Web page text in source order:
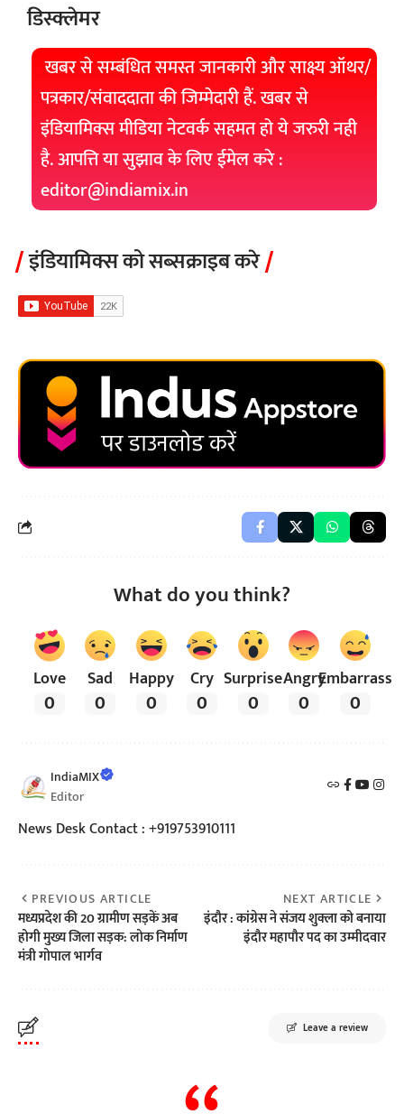
डिस्क्लेमर
खबर से सम्बंधित समस्त जानकारी और साक्ष्य ऑथर/
पत्रकार/संवाददाता की जिम्मेदारी हैं. खबर से
इंडियामिक्स मीडिया नेटवर्क सहमत हो ये जरुरी नही
है. आपत्ति या सुझाव के लिए ईमेल करे :
editor@indiamix.in
इंडियामिक्स को सब्सक्राइब करे
What do you think?
Love
0
Sad
0
Happy
0
Cry
0
Surprise
0
Angry
0
Embarrass
0
IndiaMIX
Editor
News Desk Contact : +919753910111
PREVIOUS ARTICLE
मध्यप्रदेश की 20 ग्रामीण सड़कें अब
होगी मुख्य जिला सड़क: लोक निर्माण
मंत्री गोपाल भार्गव
NEXT ARTICLE
इंदौर : कांग्रेस ने संजय शुक्ला को बनाया
इंदौर महापौर पद का उम्मीदवार
Leave a review